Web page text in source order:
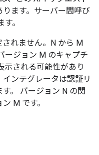
ます。サーバー間呼び
。
れません。N から M
ージョン M のキャプチ
示される可能性があり
インテグレータは認証リ
。 バージョン N の関
M です。